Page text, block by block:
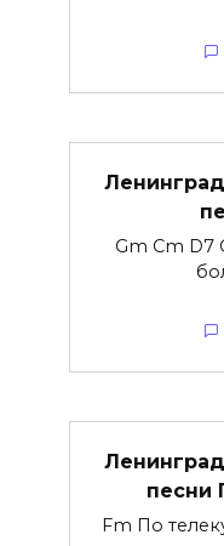
Gm Cm D7
песни
Fm По